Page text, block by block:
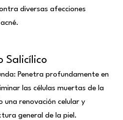
diversas afecciones
Salicílico
Penetra profundamente en
las células muertas de la
una renovación celular y
general de la piel.